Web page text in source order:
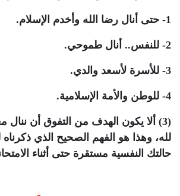
1- حتى أنال رضا الله وأخدم الإسلام.
2- للنفس.. أنال طموحي.
3- للأسرة لأسعد والدي.
4- للوطن والأمة الإسلامية.
(3) ألا يكون الهدف من التفوق أن ننال
لله، وهذا هو الفهم الصحيح الذي ذكرناه
حالتك النفسية مستقرة حتى أثناء